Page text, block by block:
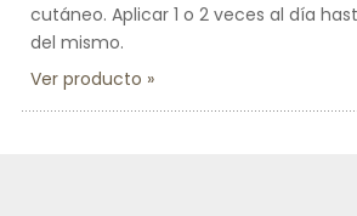
cutáneo. Aplicar 1 o 2 veces al día
del mismo.
Ver producto